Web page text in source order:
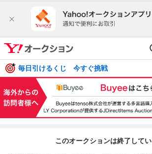
毎日引けるくじ 今すぐ挑戦
このオークションは終了して